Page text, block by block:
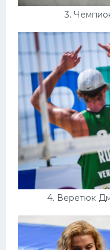
3.
4. Веретюк